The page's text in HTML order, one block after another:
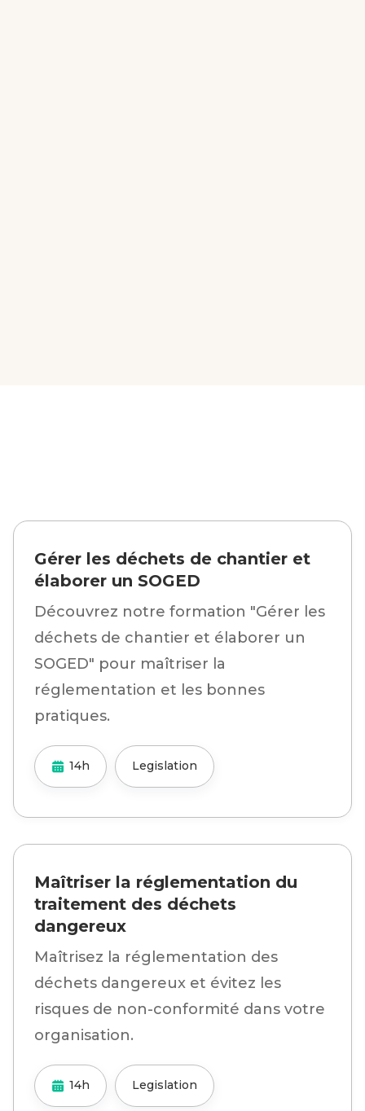
Gérer les déchets de chantier et
élaborer un SOGED
Découvrez notre formation "Gérer les
déchets de chantier et élaborer un
SOGED" pour maîtriser la
réglementation et les bonnes
pratiques.
14h Legislation
Maîtriser la réglementation du
traitement des déchets
dangereux
Maîtrisez la réglementation des
déchets dangereux et évitez les
risques de non-conformité dans votre
organisation.
14h Legislation